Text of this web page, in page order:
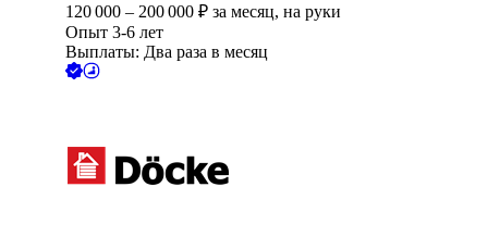
120 000 – 200 000 ₽ за месяц, на руки
Опыт 3-6 лет
Выплаты: Два раза в месяц